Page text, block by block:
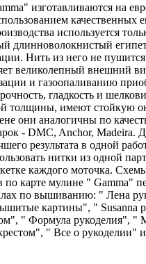
изготавливаются на
качественных
используется
длинноволокнистый
Нить из него не
великолепный внешний
и газоопаливанию
гладкость и
толщины, имеют стойкую
они аналогичны по
- DMC, Anchor, Madeira.
результата в одной
нитки из одной
каждого моточка.
по карте мулине " Gamma"
по вышиванию: " Лена
картины", " Susanna
" Формула рукоделия", "
" Все о рукоделии"